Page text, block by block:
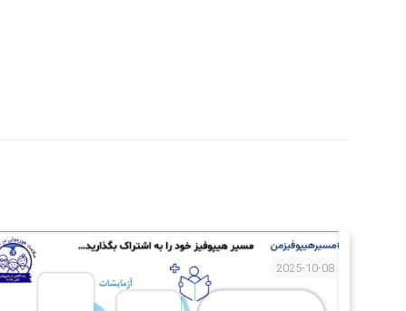
2025-10-08